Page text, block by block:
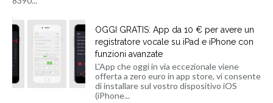
OGGI GRATIS: App da 10 € per avere un
registratore vocale su iPad e iPhone con
funzioni avanzate
L'App che oggi in via eccezionale viene
offerta a zero euro in app store, vi consente
di installare sul vostro dispositivo iOS
(iPhone...